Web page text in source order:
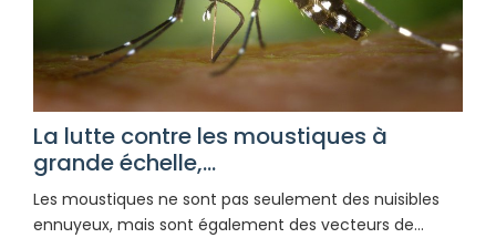
La lutte contre les moustiques à
grande échelle,...
Les moustiques ne sont pas seulement des nuisibles
ennuyeux, mais sont également des vecteurs de…